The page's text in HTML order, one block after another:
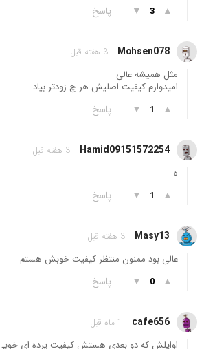
▲
3
▼ پاسخ
Mohsen078 3 هفته قبل
مثل همیشه عالی
امیدوارم کیفیت اصلیش هر چ زودتر بیاد
▲
1
▼ پاسخ
Hamid09151572254 3 هفته قبل
ه
▲
1
▼ پاسخ
Masy13 3 هفته قبل
عالی بود ممنون منتظر کیفیت خوبش هستم
▲
0
▼ پاسخ
cafe656 1 ماه قبل
اوایلش که دو بعدی هستش کیفیت پرده ای